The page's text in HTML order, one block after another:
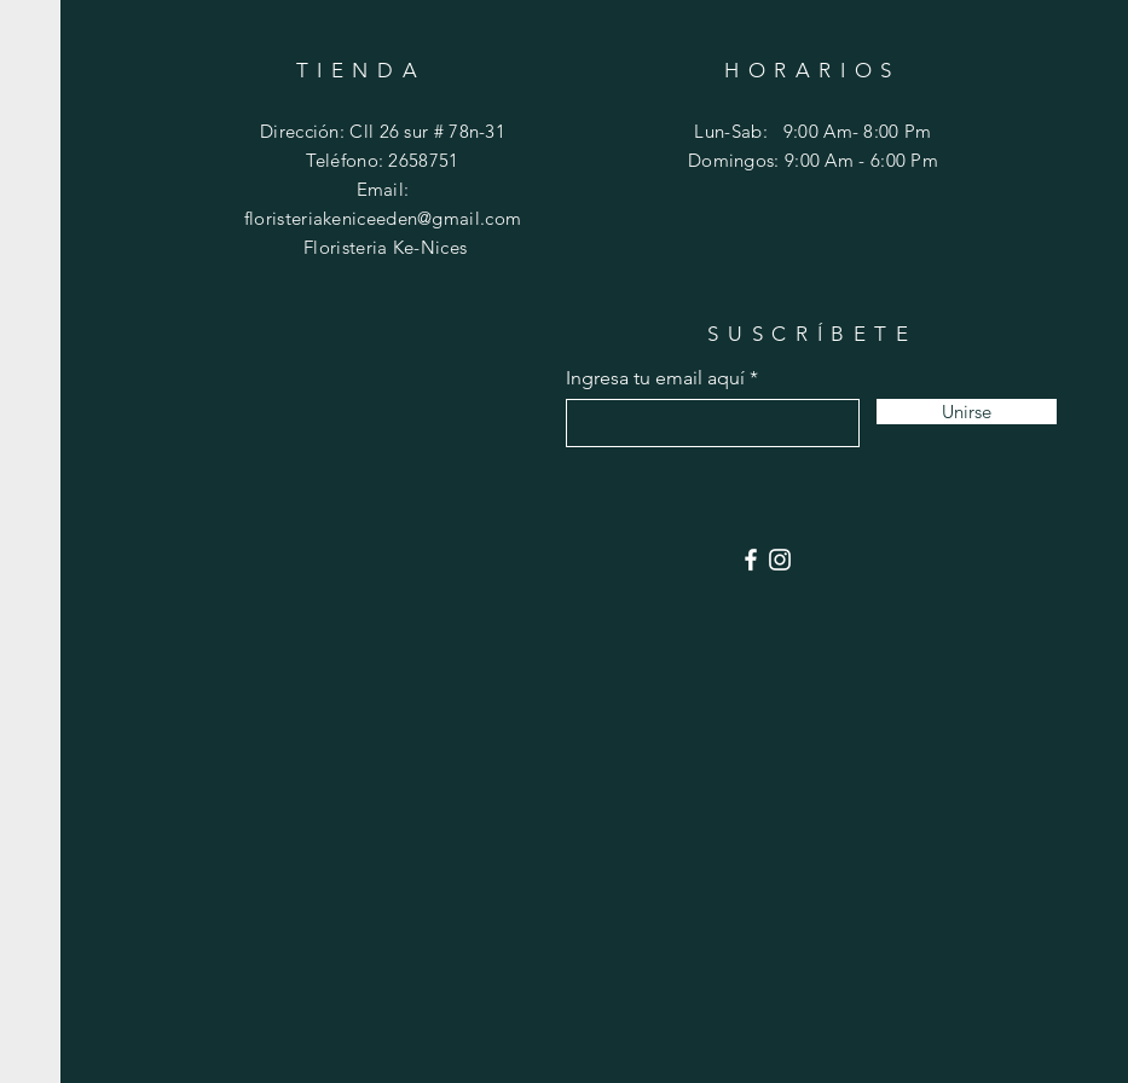
TIENDA
Dirección: Cll 26 sur # 78n-31
Teléfono: 2658751
Email:
floristeriakeniceeden@gmail.com
Floristeria Ke-Nices
HORARIOS
Lun-Sab: 9:00 Am- 8:00 Pm
​Domingos: 9:00 Am - 6:00 Pm
SUSCRÍBETE
Ingresa tu email aquí
Unirse